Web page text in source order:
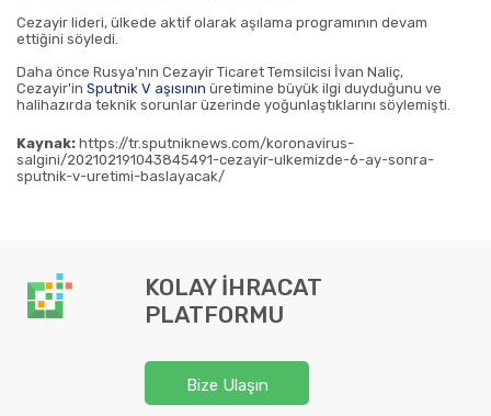
Cezayir lideri, ülkede aktif olarak aşılama programının devam
ettiğini söyledi.
Daha önce Rusya'nın Cezayir Ticaret Temsilcisi İvan Naliç,
Cezayir'in Sputnik V aşısının üretimine büyük ilgi duyduğunu ve
halihazırda teknik sorunlar üzerinde yoğunlaştıklarını söylemişti.
Kaynak: https://tr.sputniknews.com/koronavirus-
salgini/202102191043845491-cezayir-ulkemizde-6-ay-sonra-
sputnik-v-uretimi-baslayacak/
KOLAY İHRACAT
PLATFORMU
Bize Ulaşın